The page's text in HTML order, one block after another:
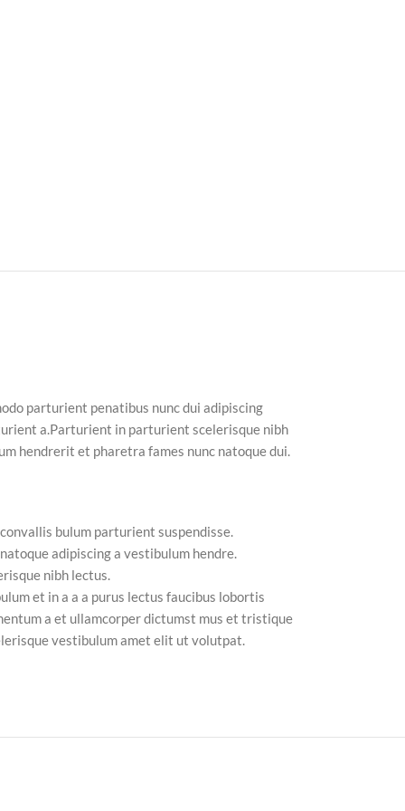
parturient penatibus nunc dui adipiscing
a.Parturient in parturient scelerisque nibh
hendrerit et pharetra fames nunc natoque dui.
bulum parturient suspendisse.
adipiscing a vestibulum hendre.
nibh lectus.
et in a a a purus lectus faucibus lobortis
a et ullamcorper dictumst mus et tristique
vestibulum amet elit ut volutpat.